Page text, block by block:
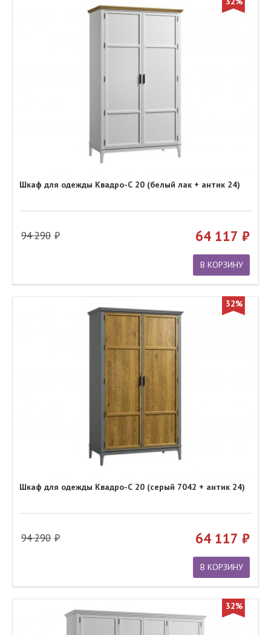
Шкаф для одежды Квадро-С 20 (белый лак + антик 24)
94 290 64 117
В КОРЗИНУ
32%
Шкаф для одежды Квадро-С 20 (серый 7042 + антик 24)
94 290 64 117
В КОРЗИНУ
32%